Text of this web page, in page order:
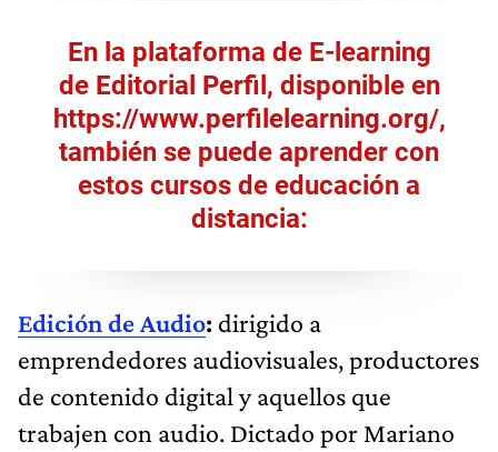
En la plataforma de E-learning
de Editorial Perfil, disponible en
https://www.perfilelearning.org/,
también se puede aprender con
estos cursos de educación a
distancia:
Edición de Audio: dirigido a
emprendedores audiovisuales, productores
de contenido digital y aquellos que
trabajen con audio. Dictado por Mariano